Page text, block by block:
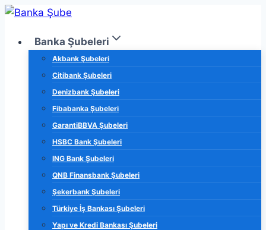
Skip
contentBanka Şubeleri
Akbank Şubeleri
Citibank Şubeleri
Denizbank Şubeleri
Fibabanka Şubeleri
GarantiBBVA Şubeleri
HSBC Bank Şubeleri
ING Bank Şubeleri
QNB Finansbank Şubeleri
Şekerbank Şubeleri
Türkiye İş Bankası Şubeleri
Yapı ve Kredi Bankası Şubeleri